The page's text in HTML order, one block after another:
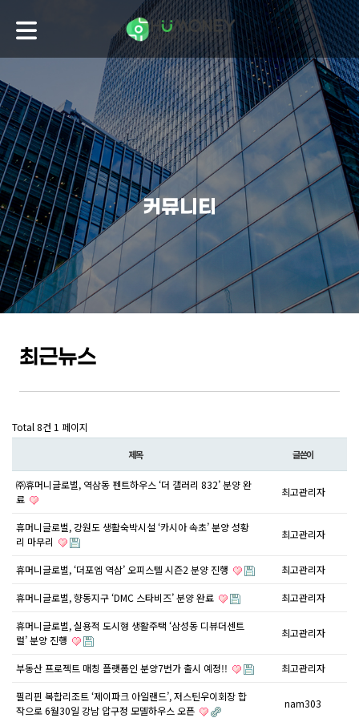
커뮤니티
최근뉴스
Total 8건 1 페이지
제목 글쓴이
㈜휴머니글로벌, 역삼동 펜트하우스 ‘더 갤러리 832’ 분양 완
료
최고관리자
휴머니글로벌, 강원도 생활숙박시설 ‘카시아 속초’ 분양 성황
리 마무리
최고관리자
휴머니글로벌, ‘더포엠 역삼’ 오피스텔 시즌2 분양 진행 최고관리자
휴머니글로벌, 향동지구 ‘DMC 스타비즈’ 분양 완료 최고관리자
휴머니글로벌, 실용적 도시형 생활주택 ‘삼성동 디뷰더센트
럴’ 분양 진행
최고관리자
부동산 프로젝트 매칭 플랫폼인 분양7번가 출시 예정!! 최고관리자
필리핀 복합리조트 ‘제이파크 아일랜드’, 저스틴우이회장 합
작으로 6월30일 강남 압구정 모델하우스 오픈
nam303